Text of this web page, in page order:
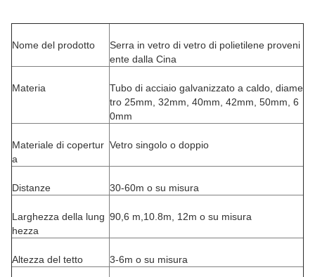
Nome del prodotto
Serra in vetro di vetro di polietilene proveni
ente dalla Cina
Materia
Tubo di acciaio galvanizzato a caldo, diame
tro 25mm, 32mm, 40mm, 42mm, 50mm, 6
0mm
Materiale di copertur
a
Vetro singolo o doppio
Distanze 30-60m o su misura
Larghezza della lung
hezza
90,6 m,10.8m, 12m o su misura
Altezza del tetto 3-6m o su misura